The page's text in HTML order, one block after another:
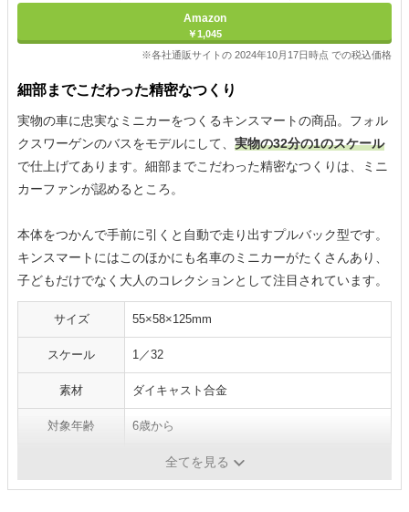
Amazon
￥1,045
※各社通販サイトの 2024年10月17日時点 での税込価格
細部までこだわった精密なつくり
実物の車に忠実なミニカーをつくるキンスマートの商品。フォル
クスワーゲンのバスをモデルにして、 実物の32分の1のスケール
で仕上げてあります。細部までこだわった精密なつくりは、ミニ
カーファンが認めるところ。
本体をつかんで手前に引くと自動で走り出すプルバック型です。
キンスマートにはこのほかにも名車のミニカーがたくさんあり、
子どもだけでなく大人のコレクションとして注目されています。
サイズ 55×58×125mm
スケール 1／32
素材 ダイキャスト合金
対象年齢 6歳から
全てを見る